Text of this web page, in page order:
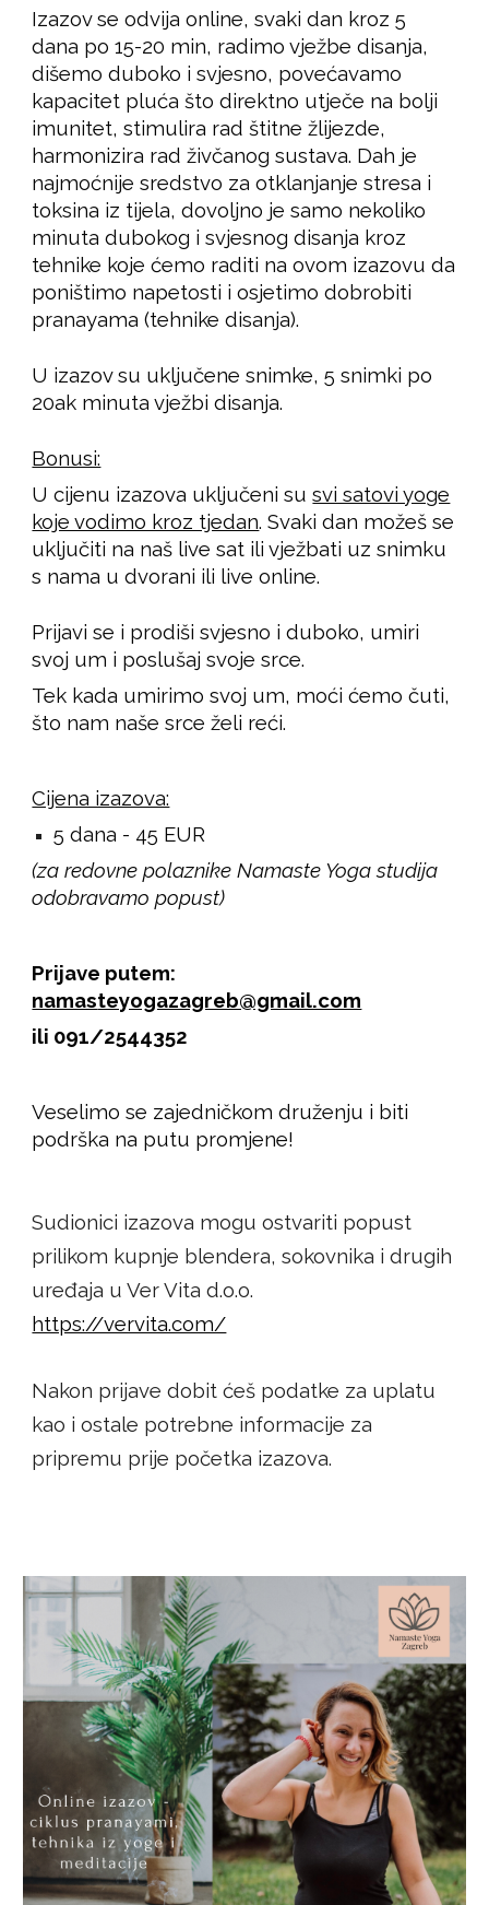
Izazov se odvija online, svaki dan kroz 5
dana po 15-20 min, radimo vježbe disanja,
dišemo duboko i svjesno, povećavamo
kapacitet pluća što direktno utječe na bolji
imunitet, stimulira rad štitne žlijezde,
harmonizira rad živčanog sustava. Dah je
najmoćnije sredstvo za otklanjanje stresa i
toksina iz tijela, dovoljno je samo nekoliko
minuta dubokog i svjesnog disanja kroz
tehnike koje ćemo raditi na ovom izazovu da
poništimo napetosti i osjetimo dobrobiti
pranayama (tehnike disanja).
U izazov su uključene snimke, 5 snimki po
20ak minuta vježbi disanja.
Bonusi:
U cijenu izazova uključeni susvi satovi yoge
koje vodimo kroz tjedan. Svaki dan možeš se
uključiti na naš live sat ili vježbati uz snimku
s nama u dvorani ili live online.
Prijavi se i prodiši svjesno i duboko, umiri
svoj um i poslušaj svoje srce.
Tek kada umirimo svoj um, moći ćemo čuti,
što nam naše srce želi reći.
Cijena izazova:
5 dana - 45 EUR
(za redovne polaznike Namaste Yoga studija
odobravamo popust)
Prijave putem:
namasteyogazagreb@gmail.com
ili 091/2544352
Veselimo se zajedničkom druženju i biti
podrška na putu promjene!
Sudionici izazova mogu ostvariti popust
prilikom kupnje blendera, sokovnika i drugih
uređaja u Ver Vita d.o.o.
https://vervita.com/
Nakon prijave dobit ćeš podatke za uplatu
kao i ostale potrebne informacije za
pripremu prije početka izazova.